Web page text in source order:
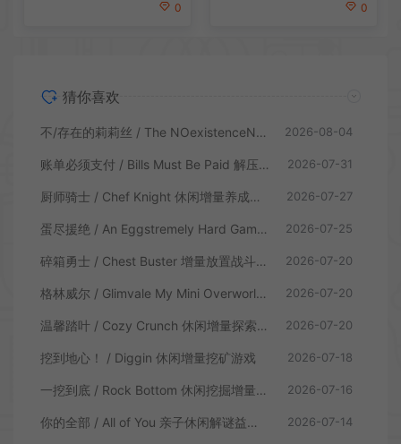
0 0
猜你喜欢
不/存在的莉莉丝 / The NOexistenceN of Lilith 动态形象桌面互动游戏 2026-08-04
账单必须支付 / Bills Must Be Paid 解压增量肉鸽休闲游戏 2026-07-31
厨师骑士 / Chef Knight 休闲增量养成游戏 2026-07-27
蛋尽援绝 / An Eggstremely Hard Game 休闲合作闯关游戏 2026-07-25
碎箱勇士 / Chest Buster 增量放置战斗游戏 2026-07-20
格林威尔 / Glimvale My Mini Overworld 单人放置挂机城市建造游戏 2026-07-20
温馨踏叶 / Cozy Crunch 休闲增量探索游戏 2026-07-20
挖到地心！ / Diggin 休闲增量挖矿游戏 2026-07-18
一挖到底 / Rock Bottom 休闲挖掘增量游戏 2026-07-16
你的全部 / All of You 亲子休闲解谜益智游戏 2026-07-14